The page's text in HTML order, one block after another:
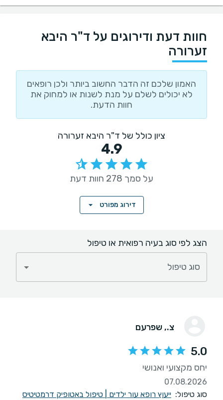
חוות דעת ודירוגים על ד"ר היבא
זערורה
האמון שלכם זה הדבר החשוב ביותר ולכן רופאים
לא יכולים לשלם על מנת לשנות או למחוק את
חוות הדעת.
ציון כולל של ד"ר היבא זערורה
4.9
על סמך 278 חוות דעת
דירוג מפורט
הצג לפי סוג בעיה רפואית או טיפול
סוג טיפול
צ., שפרעם
5.0
יחס מקצועי ואנושי
07.08.2026
סוג טיפול: ייעוץ רופא עור ילדים טיפול באטופיק דרמטיטיס